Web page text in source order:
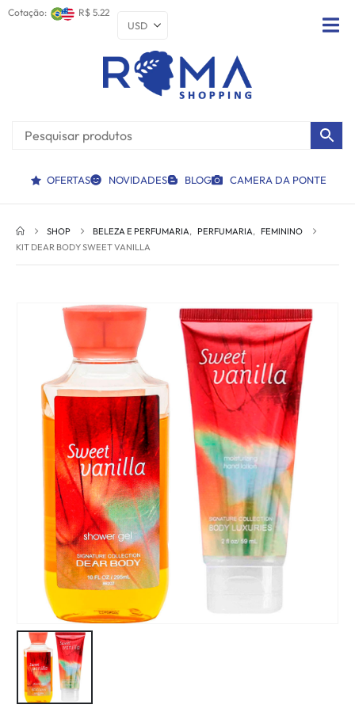
Cotação: R$ 5.22
OFERTAS NOVIDADES BLOG CAMERA DA PONTE
SHOP BELEZA E PERFUMARIA, PERFUMARIA, FEMININO
KIT DEAR BODY SWEET VANILLA